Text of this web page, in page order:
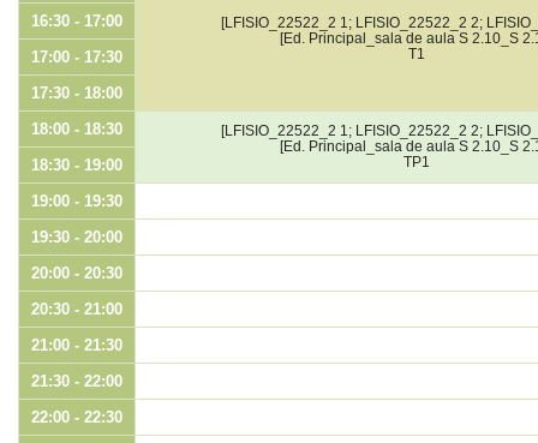
[LFISIO_22522_2 1; LFISIO_22522_2 2;
[Ed. Principal_sala de aula S 2.10_S
T1
16:30 - 17:00
17:00 - 17:30
17:30 - 18:00
18:00 - 18:30
[LFISIO_22522_2 1; LFISIO_22522_2 2;
[Ed. Principal_sala de aula S 2.10_S
TP1
18:30 - 19:00
19:00 - 19:30
19:30 - 20:00
20:00 - 20:30
20:30 - 21:00
21:00 - 21:30
21:30 - 22:00
22:00 - 22:30